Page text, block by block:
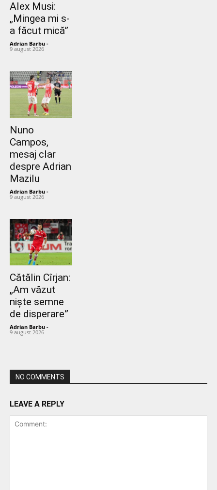
Alex Musi:
„Mingea mi s-
a făcut mică”
Adrian Barbu -
9 august 2026
Nuno
Campos,
mesaj clar
despre Adrian
Mazilu
Adrian Barbu -
9 august 2026
Cătălin Cîrjan:
„Am văzut
niște semne
de disperare”
Adrian Barbu -
9 august 2026
NO COMMENTS
LEAVE A REPLY